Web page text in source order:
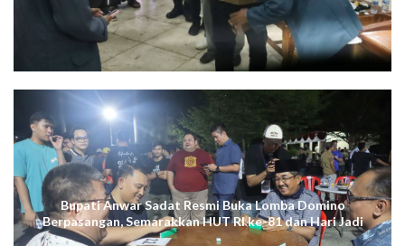
Bupati Anwar Sadat Resmi Buka Lomba Domino
Berpasangan, Semarakkan HUT RI ke-81 dan Hari Jadi
ke-61 Tanjab Barat